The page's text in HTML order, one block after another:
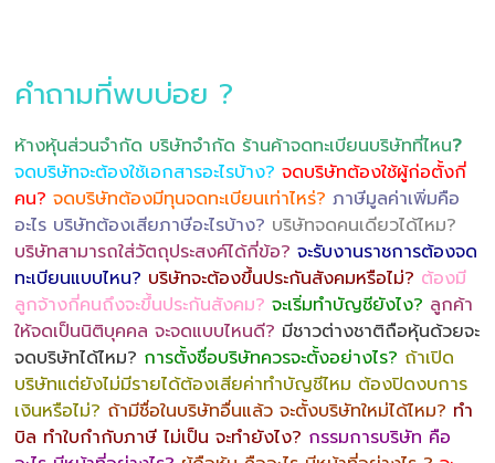
คำถามที่พบบ่อย ?
ห้างหุ้นส่วนจำกัด บริษัทจำกัด ร้านค้าจดทะเบียนบริษัทที่ไหน?
จดบริษัทจะต้องใช้เอกสารอะไรบ้าง? จดบริษัทต้องใช้ผู้ก่อตั้งกี่
คน? จดบริษัทต้องมีทุนจดทะเบียนเท่าไหร่? ภาษีมูลค่าเพิ่มคือ
อะไร บริษัทต้องเสียภาษีอะไรบ้าง? บริษัทจดคนเดียวได้ไหม?
บริษัทสามารถใส่วัตถุประสงค์ได้กี่ข้อ? จะรับงานราชการต้องจด
ทะเบียนแบบไหน? บริษัทจะต้องขึ้นประกันสังคมหรือไม่? ต้องมี
ลูกจ้างกี่คนถึงจะขึ้นประกันสังคม? จะเริ่มทำบัญชียังไง? ลูกค้า
ให้จดเป็นนิติบุคคล จะจดแบบไหนดี? มีชาวต่างชาติถือหุ้นด้วยจะ
จดบริษัทได้ไหม? การตั้งชื่อบริษัทควรจะตั้งอย่างไร? ถ้าเปิด
บริษัทแต่ยังไม่มีรายได้ต้องเสียค่าทำบัญชีไหม ต้องปิดงบการ
เงินหรือไม่? ถ้ามีชื่อในบริษัทอื่นแล้ว จะตั้งบริษัทใหม่ได้ไหม? ทำ
บิล ทำใบกำกับภาษี ไม่เป็น จะทำยังไง? กรรมการบริษัท คือ